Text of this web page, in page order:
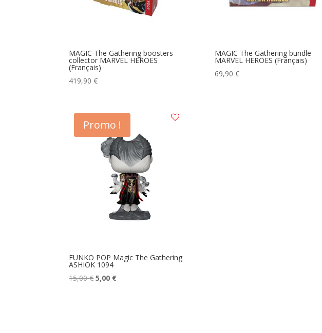
MAGIC The Gathering boosters
collector MARVEL HEROES
(Français)
419,90€
MAGIC The Gathering bundle
MARVEL HEROES (Français)
69,90 €
Promo !
FUNKO POP Magic The Gathering
ASHIOK 1094
15,00€Le
5,00 €Le